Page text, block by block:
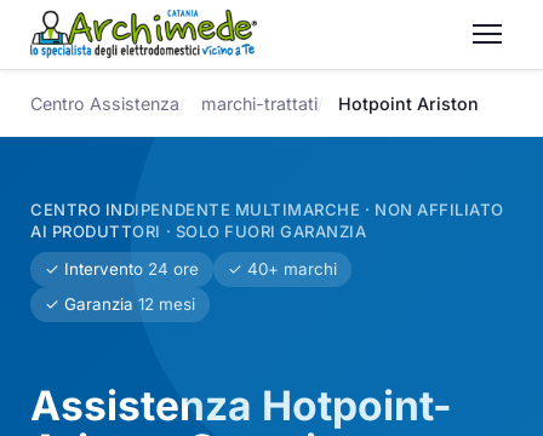
Centro Assistenza marchi-trattati Hotpoint Ariston
CENTRO INDIPENDENTE MULTIMARCHE · NON AFFILIATO
AI PRODUTTORI · SOLO FUORI GARANZIA
✓ Intervento 24 ore
✓ 40+ marchi
✓ Garanzia 12 mesi
Assistenza Hotpoint-